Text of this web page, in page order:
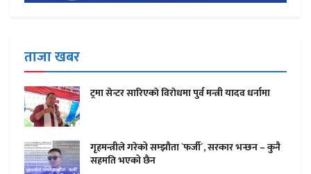
ताजा खबर
ट्रमा सेन्टर सारिएकाे विराेधमा पुर्व मन्त्री यादव धर्नामा
गृहमन्त्रीले गरेको सम्झौता `फर्जी´, सरकार भन्छन – कुनै
सहमति भएको छैन